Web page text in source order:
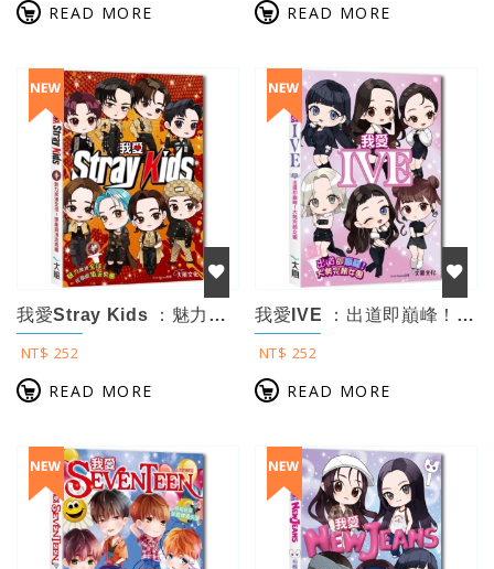
READ MORE READ MORE
我愛Stray Kids ：魅力席捲全球！現象級頂流男團
NT$ 252
READ MORE
我愛IVE ：出道即巔峰！大勢完顏女團
NT$ 252
READ MORE